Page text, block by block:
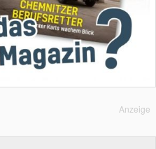
Anzeige